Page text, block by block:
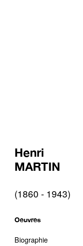
Henri
MARTIN
(1860 - 1943)
Oeuvres
Biographie